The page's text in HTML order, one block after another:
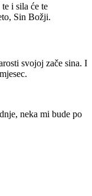
i sila će te
Sin Božji.
svojoj zače sina. I
neka mi bude po